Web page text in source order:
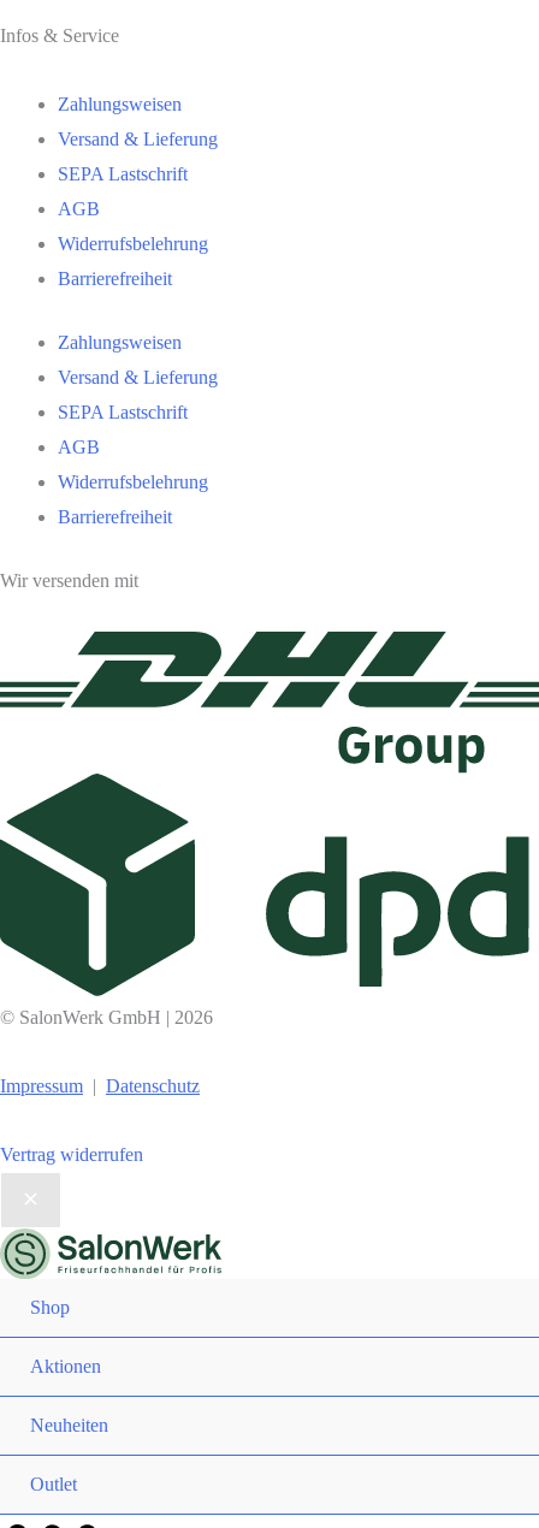
Infos & Service
Zahlungsweisen
Versand & Lieferung
SEPA Lastschrift
AGB
Widerrufsbelehrung
Barrierefreiheit
Zahlungsweisen
Versand & Lieferung
SEPA Lastschrift
AGB
Widerrufsbelehrung
Barrierefreiheit
Wir versenden mit
© SalonWerk GmbH | 2026
Impressum | Datenschutz
Vertrag widerrufen
Shop
Aktionen
Neuheiten
Outlet